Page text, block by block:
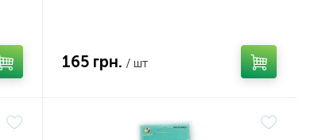
165 грн. / шт